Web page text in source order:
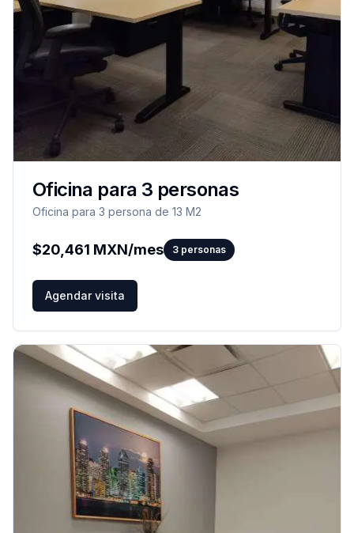
Oficina para 3 personas
Oficina para 3 persona de 13 M2
$20,461 MXN/mes 3 personas
Agendar visita